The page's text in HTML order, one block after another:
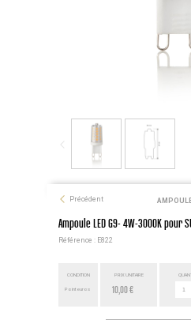
Précédent
Ampoule LED G9- 4W-3000K pour
Référence : E822
CONDITION
Point euros
PRIX UNITAIRE
10,00 €